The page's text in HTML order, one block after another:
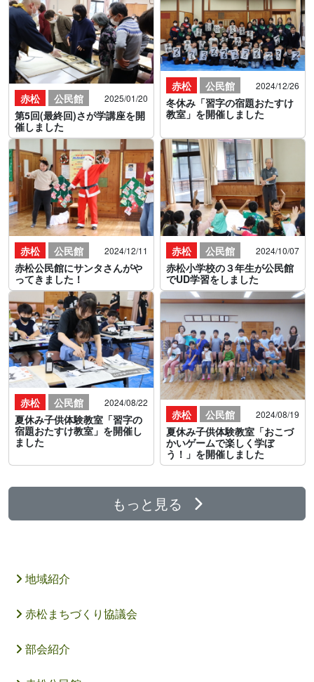
赤松 公民館 2025/01/20
第5回(最終回)さが学講座を開
催しました
赤松 公民館 2024/12/26
冬休み「習字の宿題おたすけ
教室」を開催しました
赤松 公民館 2024/12/11
赤松公民館にサンタさんがや
ってきました！
赤松 公民館 2024/10/07
赤松小学校の３年生が公民館
でUD学習をしました
赤松 公民館 2024/08/22
夏休み子供体験教室「習字の
宿題おたすけ教室」を開催し
ました
赤松 公民館 2024/08/19
夏休み子供体験教室「おこづ
かいゲームで楽しく学ぼ
う！」を開催しました
もっと見る
地域紹介
赤松まちづくり協議会
部会紹介